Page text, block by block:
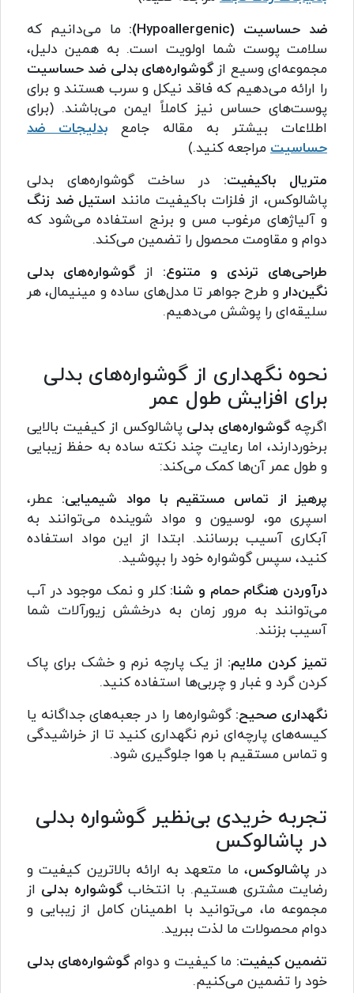
ضد حساسیت (Hypoallergenic):
ما می‌دانیم که
سلامت پوست شما اولویت است. به همین دلیل،
مجموعه‌ای وسیع ازگوشواره‌های بدلی ضد حساسیت
را ارائه می‌دهیم که فاقد نیکل و سرب هستند و برای
پوست‌های حساس نیز کاملاً ایمن می‌باشند. (برای
اطلاعات بیشتر به مقاله جامع بدلیجات ضد
حساسیت مراجعه کنید.)
متریال باکیفیت: در ساخت گوشواره‌های بدلی
پاشالوکس، از فلزات باکیفیت مانند استیل ضد زنگ
و آلیاژهای مرغوب مس و برنج استفاده می‌شود که
دوام و مقاومت محصول را تضمین می‌کند.
طراحی‌های ترندی و متنوع: ازگوشواره‌های بدلی
نگین‌دار و طرح جواهر تا مدل‌های ساده و مینیمال، هر
سلیقه‌ای را پوشش می‌دهیم.
نحوه نگهداری از گوشواره‌های بدلی
برای افزایش طول عمر
اگرچهگوشواره‌های بدلی پاشالوکس از کیفیت بالایی
برخوردارند، اما رعایت چند نکته ساده به حفظ زیبایی
و طول عمر آن‌ها کمک می‌کند:
پرهیز از تماس مستقیم با مواد شیمیایی: عطر،
اسپری مو، لوسیون و مواد شوینده می‌توانند به
آبکاری آسیب برسانند. ابتدا از این مواد استفاده
کنید، سپس گوشواره خود را بپوشید.
درآوردن هنگام حمام و شنا: کلر و نمک موجود در آب
می‌توانند به مرور زمان به درخشش زیورآلات شما
آسیب بزنند.
تمیز کردن ملایم: از یک پارچه نرم و خشک برای پاک
کردن گرد و غبار و چربی‌ها استفاده کنید.
نگهداری صحیح: گوشواره‌ها را در جعبه‌های جداگانه یا
کیسه‌های پارچه‌ای نرم نگهداری کنید تا از خراشیدگی
و تماس مستقیم با هوا جلوگیری شود.
تجربه خریدی بی‌نظیر گوشواره بدلی
در پاشالوکس
در پاشالوکس، ما متعهد به ارائه بالاترین کیفیت و
رضایت مشتری هستیم. با انتخابگوشواره بدلی از
مجموعه ما، می‌توانید با اطمینان کامل از زیبایی و
دوام محصولات ما لذت ببرید.
تضمین کیفیت: ما کیفیت و دوامگوشواره‌های بدلی
خود را تضمین می‌کنیم.